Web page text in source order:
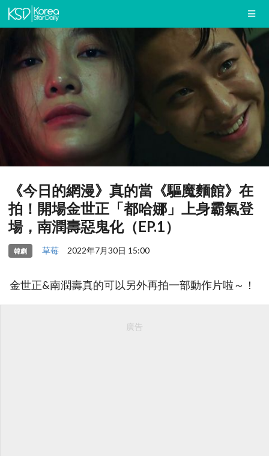
《今日的網漫》真的當《驅魔麵館》在
拍！開場金世正「都哈娜」上身霸氣登
場，南潤壽惡鬼化（EP.1）
韓劇 草莓 2022年7月30日 15:00
金世正&南潤壽真的可以另外再拍一部動作片啦～！
廣告